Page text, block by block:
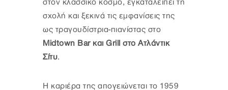
στον κλασσικό κόσμο, εγκαταλείπει τη
σχολή και ξεκινά τις εμφανίσεις της
ως τραγουδίστρια-πιανίστας στο
Midtown Bar και Grill στο Ατλάντικ
Σίτυ.
Η καριέρα της απογειώνεται το 1959